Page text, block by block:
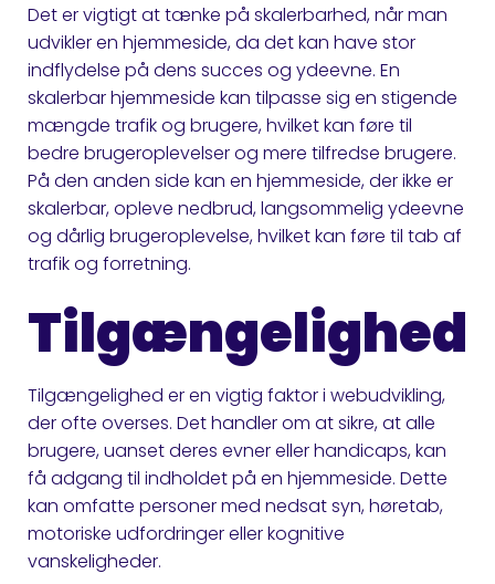
Det er vigtigt at tænke på skalerbarhed, når man
udvikler en hjemmeside, da det kan have stor
indflydelse på dens succes og ydeevne. En
skalerbar hjemmeside kan tilpasse sig en stigende
mængde trafik og brugere, hvilket kan føre til
bedre brugeroplevelser og mere tilfredse brugere.
På den anden side kan en hjemmeside, der ikke er
skalerbar, opleve nedbrud, langsommelig ydeevne
og dårlig brugeroplevelse, hvilket kan føre til tab af
trafik og forretning.
Tilgængelighed
Tilgængelighed er en vigtig faktor i webudvikling,
der ofte overses. Det handler om at sikre, at alle
brugere, uanset deres evner eller handicaps, kan
få adgang til indholdet på en hjemmeside. Dette
kan omfatte personer med nedsat syn, høretab,
motoriske udfordringer eller kognitive
vanskeligheder.